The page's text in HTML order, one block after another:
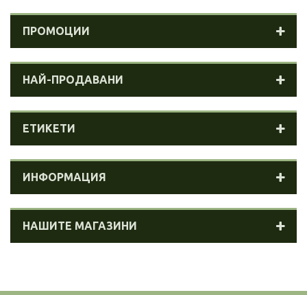
ПРОМОЦИИ
НАЙ-ПРОДАВАНИ
ЕТИКЕТИ
ИНФОРМАЦИЯ
НАШИТЕ МАГАЗИНИ